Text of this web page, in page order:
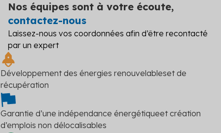
Nos équipes sont à votre écoute,
contactez-nous
Laissez-nous vos coordonnées afin d’être recontacté
par un expert
Développement des énergies renouvelableset de
récupération
Garantie d’une indépendance énergétiqueet création
d’emplois non délocalisables